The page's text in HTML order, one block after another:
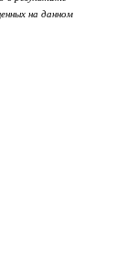
на данном